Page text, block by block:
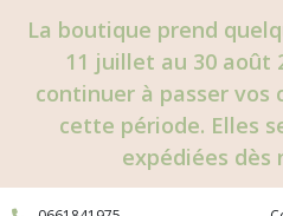
La boutique prend
11 juillet au 30 août
continuer à passer vos
cette période. Elles
expédiées dès